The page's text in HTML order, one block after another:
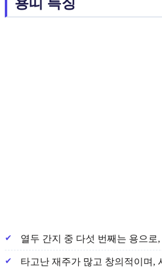
용띠 특징
열두 간지 중 다섯 번째는 용으로
타고난 재주가 많고 창의적이며,